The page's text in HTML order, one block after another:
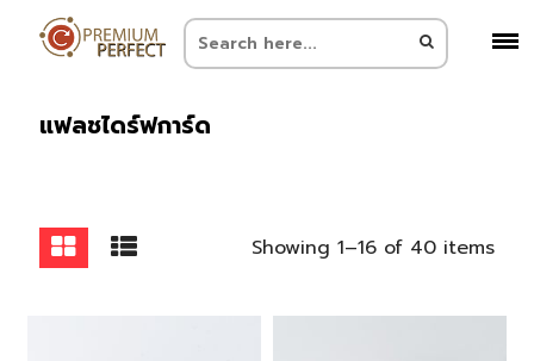
แฟลชไดร์ฟการ์ด
Showing 1–16 of 40 items